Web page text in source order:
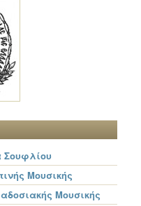
Σουφλίου
Μουσικής
Μουσικής